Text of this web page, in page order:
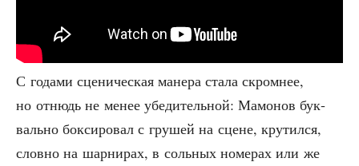
С года­ми сце­ни­че­ская мане­ра ста­ла скром­нее,
но отнюдь не менее убе­ди­тель­ной: Мамо­нов бук­
валь­но бок­си­ро­вал с гру­шей на сцене, кру­тил­ся,
слов­но на шар­ни­рах, в соль­ных номе­рах или же